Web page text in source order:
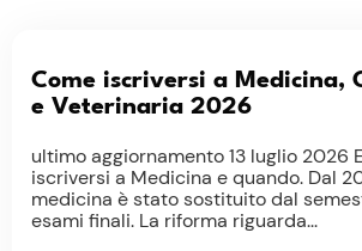
Come iscriversi a Medicina,
e Veterinaria 2026
ultimo aggiornamento 13 luglio 2026
iscriversi a Medicina e quando. Dal
medicina è stato sostituito dal
esami finali. La riforma riguarda...